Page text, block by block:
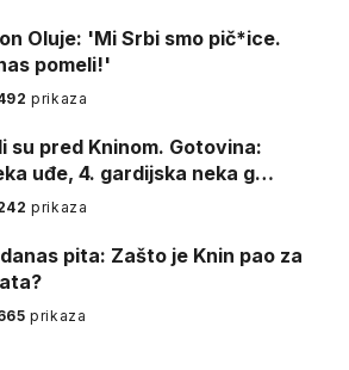
Oluje: 'Mi Srbi smo pič*ice.
pomeli!'
prikaza
uđe, 4. gardijska neka g…
prikaza
pita: Zašto je Knin pao za
prikaza